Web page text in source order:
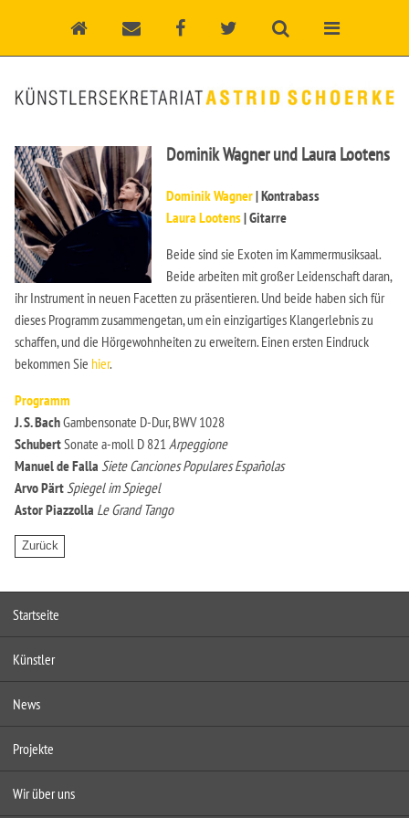
Dominik Wagner und Laura Lootens
Dominik Wagner| Kontrabass
Laura Lootens| Gitarre
Beide sind sie Exoten im Kammermusiksaal.
Beide arbeiten mit großer Leidenschaft daran,
ihr Instrument in neuen Facetten zu präsentieren. Und beide haben sich für
dieses Programm zusammengetan, um ein einzigartiges Klangerlebnis zu
schaffen, und die Hörgewohnheiten zu erweitern. Einen ersten Eindruck
bekommen Sie hier.
Programm
J. S. BachGambensonate D-Dur, BWV 1028
SchubertSonate a-moll D 821Arpeggione
Manuel de Falla Siete Canciones Populares Españolas
Arvo PärtSpiegel im Spiegel
Astor Piazzolla Le Grand Tango
Startseite
Künstler
News
Projekte
Wir über uns